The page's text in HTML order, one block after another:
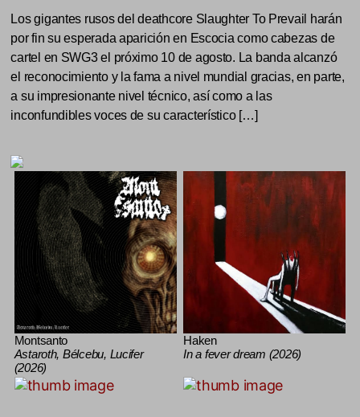
Los gigantes rusos del deathcore Slaughter To Prevail harán
por fin su esperada aparición en Escocia como cabezas de
cartel en SWG3 el próximo 10 de agosto. La banda alcanzó
el reconocimiento y la fama a nivel mundial gracias, en parte,
a su impresionante nivel técnico, así como a las
inconfundibles voces de su característico […]
Montsanto
Astaroth, Bélcebu, Lucifer
(2026)
Haken
In a fever dream (2026)